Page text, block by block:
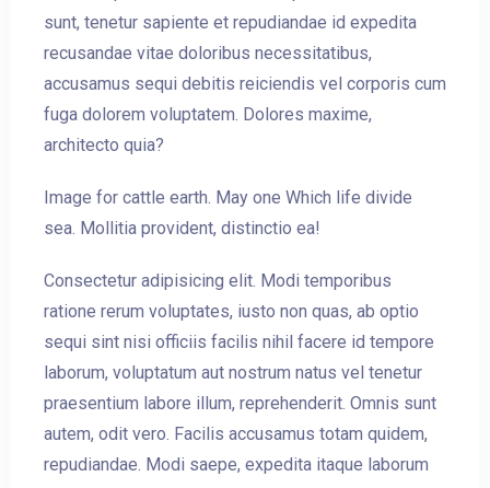
sunt, tenetur sapiente et repudiandae id expedita
recusandae vitae doloribus necessitatibus,
accusamus sequi debitis reiciendis vel corporis cum
fuga dolorem voluptatem. Dolores maxime,
architecto quia?
Image for cattle earth. May one Which life divide
sea. Mollitia provident, distinctio ea!
Consectetur adipisicing elit. Modi temporibus
ratione rerum voluptates, iusto non quas, ab optio
sequi sint nisi officiis facilis nihil facere id tempore
laborum, voluptatum aut nostrum natus vel tenetur
praesentium labore illum, reprehenderit. Omnis sunt
autem, odit vero. Facilis accusamus totam quidem,
repudiandae. Modi saepe, expedita itaque laborum